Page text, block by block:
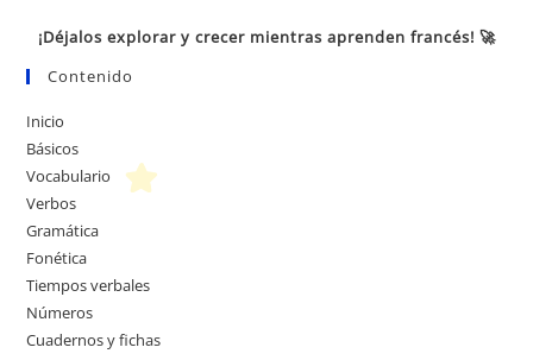
¡Déjalos explorar y crecer mientras aprenden francés! 🚀
Contenido
Inicio
Básicos
Vocabulario
Verbos
Gramática
Fonética
Tiempos verbales
Números
Cuadernos y fichas